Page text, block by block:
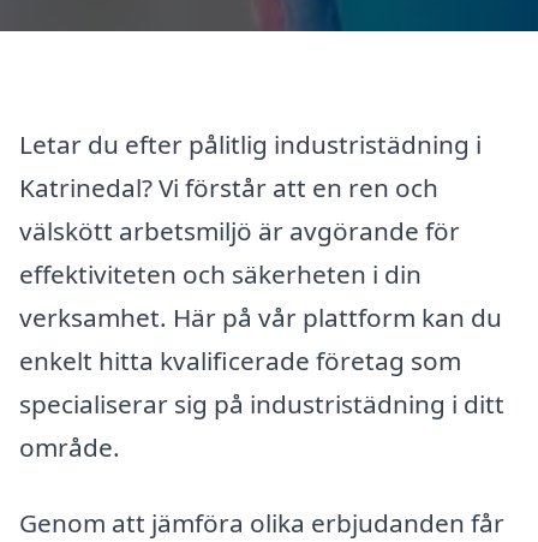
Letar du efter pålitlig industristädning i
Katrinedal? Vi förstår att en ren och
välskött arbetsmiljö är avgörande för
effektiviteten och säkerheten i din
verksamhet. Här på vår plattform kan du
enkelt hitta kvalificerade företag som
specialiserar sig på industristädning i ditt
område.
Genom att jämföra olika erbjudanden får